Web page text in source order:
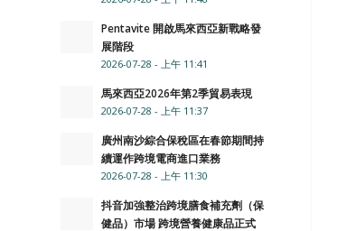
Pentavite 開啟馬來西亞新戰略發
展階段
2026-07-28 - 上午 11:41
馬來西亞2026年第2季貿易表現
2026-07-28 - 上午 11:37
廣州南沙綜合保稅區在春節期間持
續運作跨境電商進口業務
2026-07-28 - 上午 11:30
抖音加強整治跨境膳食補充劑（保
健品）市場 跨境營養健康品正式